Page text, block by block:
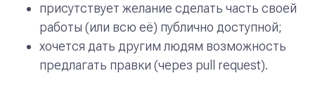
присутствует желание сделать часть своей
работы (или всю её) публично доступной;
хочется дать другим людям возможность
предлагать правки (через pull request).